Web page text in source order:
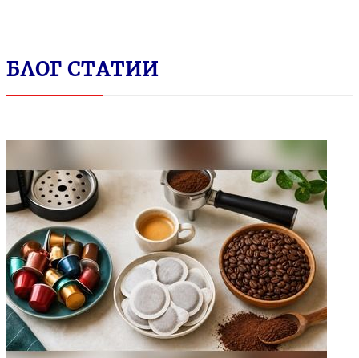
БЛОГ СТАТИИ